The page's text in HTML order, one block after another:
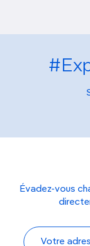
Évadez-vous